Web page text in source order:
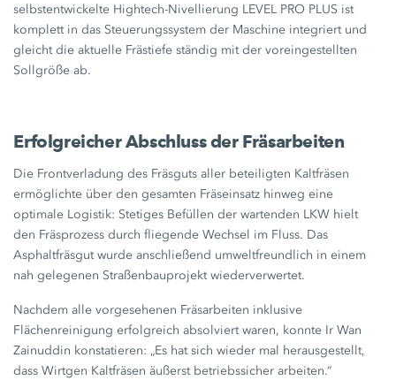
selbstentwickelte Hightech-Nivellierung LEVEL PRO PLUS ist
komplett in das Steuerungssystem der Maschine integriert und
gleicht die aktuelle Frästiefe ständig mit der voreingestellten
Sollgröße ab.
Erfolgreicher Abschluss der Fräsarbeiten
Die Frontverladung des Fräsguts aller beteiligten Kaltfräsen
ermöglichte über den gesamten Fräseinsatz hinweg eine
optimale Logistik: Stetiges Befüllen der wartenden LKW hielt
den Fräsprozess durch fliegende Wechsel im Fluss. Das
Asphaltfräsgut wurde anschließend umweltfreundlich in einem
nah gelegenen Straßenbauprojekt wiederverwertet.
Nachdem alle vorgesehenen Fräsarbeiten inklusive
Flächenreinigung erfolgreich absolviert waren, konnte Ir Wan
Zainuddin konstatieren: „Es hat sich wieder mal herausgestellt,
dass Wirtgen Kaltfräsen äußerst betriebssicher arbeiten.“